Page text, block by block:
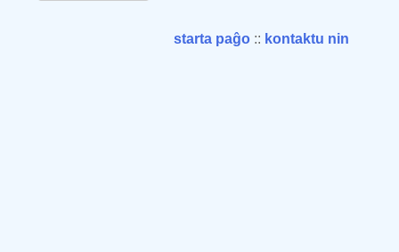
starta paĝo :: kontaktu nin